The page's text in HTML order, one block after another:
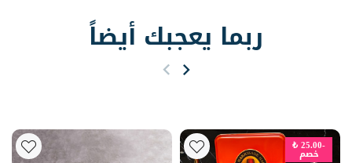
ربما يعجبك أيضاً
-25.00 ₺
خصم